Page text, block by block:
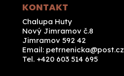
KONTAKT
Chalupa Huty
Nový Jimramov č.8
Jimramov 592 42
Email: petrnenicka@post.cz
Tel. +420 603 514 695